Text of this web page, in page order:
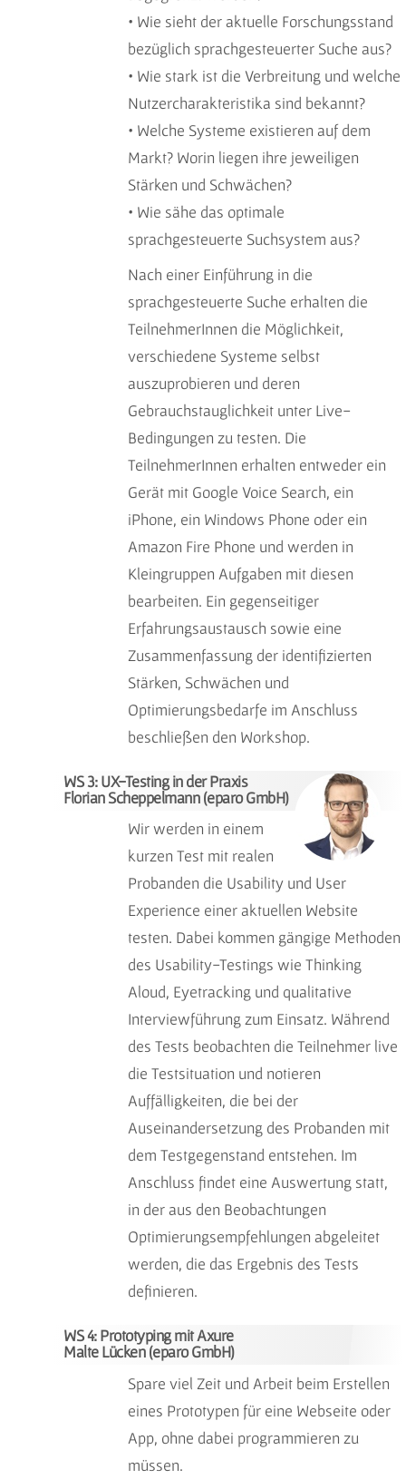
• Wie sieht der aktuelle Forschungsstand
bezüglich sprachgesteuerter Suche aus?
• Wie stark ist die Verbreitung und welche
Nutzercharakteristika sind bekannt?
• Welche Systeme existieren auf dem
Markt? Worin liegen ihre jeweiligen
Stärken und Schwächen?
• Wie sähe das optimale
sprachgesteuerte Suchsystem aus?
Nach einer Einführung in die
sprachgesteuerte Suche erhalten die
TeilnehmerInnen die Möglichkeit,
verschiedene Systeme selbst
auszuprobieren und deren
Gebrauchstauglichkeit unter Live-
Bedingungen zu testen. Die
TeilnehmerInnen erhalten entweder ein
Gerät mit Google Voice Search, ein
iPhone, ein Windows Phone oder ein
Amazon Fire Phone und werden in
Kleingruppen Aufgaben mit diesen
bearbeiten. Ein gegenseitiger
Erfahrungsaustausch sowie eine
Zusammenfassung der identifizierten
Stärken, Schwächen und
Optimierungsbedarfe im Anschluss
beschließen den Workshop.
WS 3: UX-Testing in der Praxis
Florian Scheppelmann (eparo GmbH)
Wir werden in einem
kurzen Test mit realen
Probanden die Usability und User
Experience einer aktuellen Website
testen. Dabei kommen gängige Methoden
des Usability-Testings wie Thinking
Aloud, Eyetracking und qualitative
Interviewführung zum Einsatz. Während
des Tests beobachten die Teilnehmer live
die Testsituation und notieren
Auffälligkeiten, die bei der
Auseinandersetzung des Probanden mit
dem Testgegenstand entstehen. Im
Anschluss findet eine Auswertung statt,
in der aus den Beobachtungen
Optimierungsempfehlungen abgeleitet
werden, die das Ergebnis des Tests
definieren.
WS 4: Prototyping mit Axure
Malte Lücken (eparo GmbH)
Spare viel Zeit und Arbeit beim Erstellen
eines Prototypen für eine Webseite oder
App, ohne dabei programmieren zu
müssen.